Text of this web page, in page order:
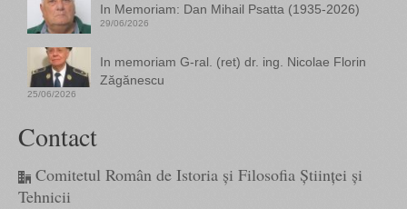
In Memoriam: Dan Mihail Psatta (1935-2026)
29/06/2026
In memoriam G-ral. (ret) dr. ing. Nicolae Florin
Zăgănescu
25/06/2026
Contact
Comitetul Român de Istoria și Filosofia Științei și
Tehnicii